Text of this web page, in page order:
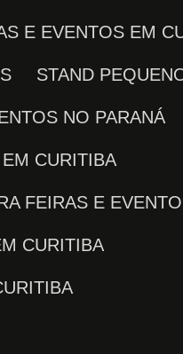
E EVENTOS EM
STAND
NO PARANÁ
EM CURITIBA
FEIRAS E
CURITIBA